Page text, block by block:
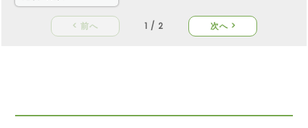
< 前へ 1 / 2 次へ >